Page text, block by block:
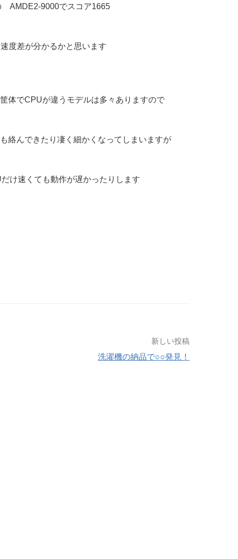
AMDE2-9000でスコア1665
度差が分かるかと思います
体でCPUが違うモデルは多々ありますので
絡んできたり凄く細かくなってしまいますが
け速くても動作が遅かったりします
新しい投稿
洗濯機の納品で○○発見！